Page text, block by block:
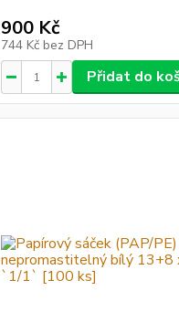
900 Kč
744 Kč bez DPH
Přidat do